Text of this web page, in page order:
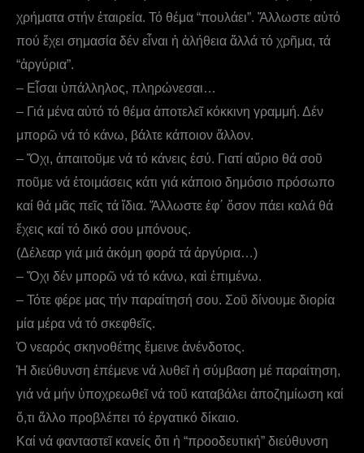
χρήματα στήν ἐταιρεία. Τό θέμα “πουλάει”. Ἄλλωστε αὐτό
πού ἔχει σημασία δέν εἶναι ἡ ἀλήθεια ἄλλά τό χρῆμα, τά
“ἀργύρια”.
– Εἶσαι ὑπάλληλος, πληρώνεσαι…
– Γιά μένα αὐτό τό θέμα ἀποτελεῖ κόκκινη γραμμή. Δέν
μπορῶ νά τό κάνω, βάλτε κάποιον ἄλλον.
– Ὄχι, ἀπαιτοῦμε νά τό κάνεις ἐσύ. Γιατί αὔριο θά σοῦ
ποῦμε νά ἐτοιμάσεις κάτι γιά κάποιο δημόσιο πρόσωπο
καί θά μᾶς πεῖς τά ἴδια. Ἄλλωστε ἐφ΄ ὄσον πάει καλά θά
ἔχεις καί τό δικό σου μπόνους.
(Δέλεαρ γιά μιά ἀκόμη φορά τά ἀργύρια…)
– Ὄχι δέν μπορῶ νά τό κάνω, καὶ ἐπιμένω.
– Τότε φέρε μας τήν παραίτησή σου. Σοῦ δίνουμε διορία
μία μέρα νά τό σκεφθεῖς.
Ὁ νεαρός σκηνοθέτης ἔμεινε ἀνένδοτος.
Ἡ διεύθυνση ἐπέμενε νά λυθεῖ ἡ σύμβαση μέ παραίτηση,
γιά νά μήν ὑποχρεωθεῖ νά τοῦ καταβάλει ἀποζημίωση καί
ὅ,τι ἄλλο προβλέπει τό ἐργατικό δίκαιο.
Καί νά φανταστεῖ κανείς ὅτι ἡ “προοδευτική” διεύθυνση